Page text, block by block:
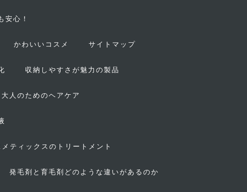
安心！
かわいいコスメ サイトマップ
収納しやすさが魅力の製品
大人のためのヘアケア
ティックスのトリートメント
発毛剤と育毛剤どのような違いがあるのか